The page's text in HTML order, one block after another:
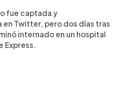
fue captada y
Twitter, pero dos días tras
internado en un hospital
Express.